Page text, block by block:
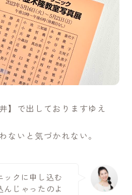
】で出しておりますゆえ
ないと気づかれない。
ックに申し込む
じゃったのよ